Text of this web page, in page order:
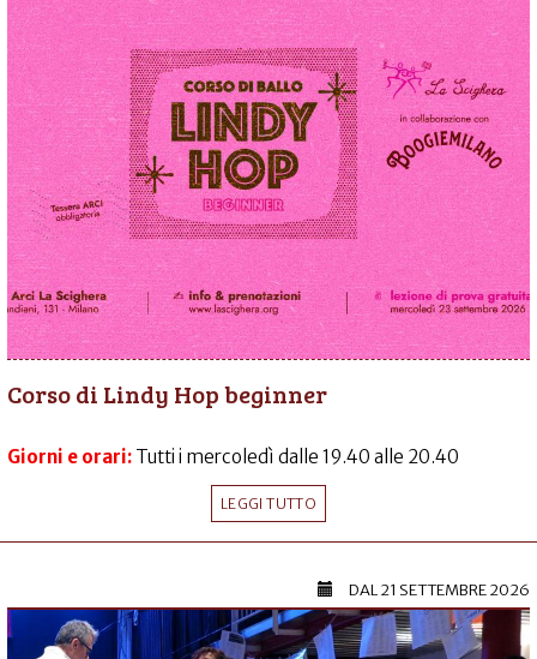
Corso di Lindy Hop beginner
Giorni e orari: Tutti i mercoledì dalle 19.40 alle 20.40
LEGGI TUTTO
DAL21 SETTEMBRE 2026